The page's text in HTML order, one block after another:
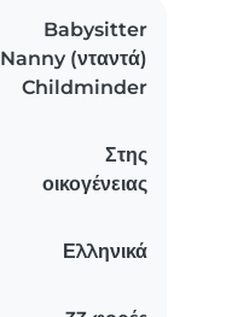
Babysitter
Nanny (νταντά)
Childminder
Στης
οικογένειας
Ελληνικά